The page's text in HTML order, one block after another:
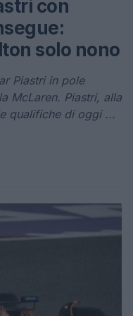
con
solo nono
Piastri in pole
McLaren. Piastri, alla
qualifiche di oggi ...